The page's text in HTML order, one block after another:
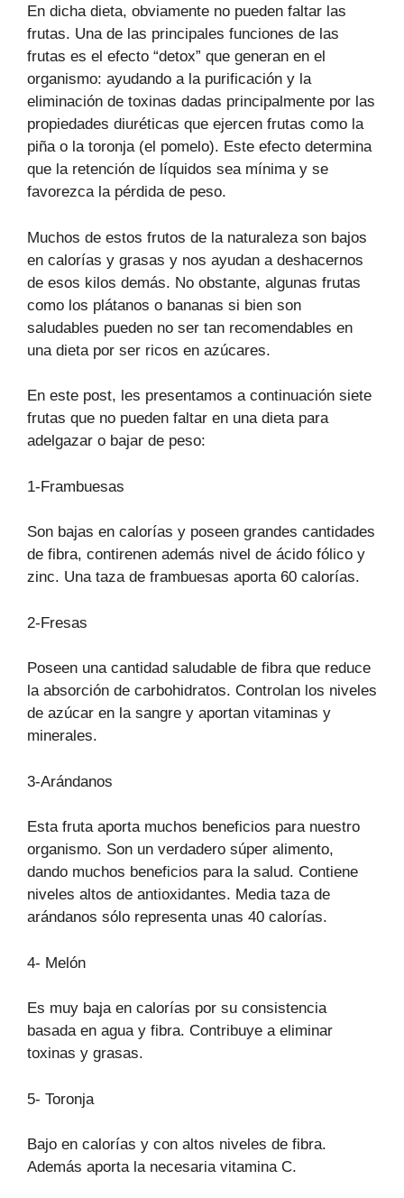
En dicha dieta, obviamente no pueden faltar las
frutas. Una de las principales funciones de las
frutas es el efecto “detox” que generan en el
organismo: ayudando a la purificación y la
eliminación de toxinas dadas principalmente por las
propiedades diuréticas que ejercen frutas como la
piña o la toronja (el pomelo). Este efecto determina
que la retención de líquidos sea mínima y se
favorezca la pérdida de peso.
Muchos de estos frutos de la naturaleza son bajos
en calorías y grasas y nos ayudan a deshacernos
de esos kilos demás. No obstante, algunas frutas
como los plátanos o bananas si bien son
saludables pueden no ser tan recomendables en
una dieta por ser ricos en azúcares.
En este post, les presentamos a continuación siete
frutas que no pueden faltar en una dieta para
adelgazar o bajar de peso:
1-Frambuesas
Son bajas en calorías y poseen grandes cantidades
de fibra, contirenen además nivel de ácido fólico y
zinc. Una taza de frambuesas aporta 60 calorías.
2-Fresas
Poseen una cantidad saludable de fibra que reduce
la absorción de carbohidratos. Controlan los niveles
de azúcar en la sangre y aportan vitaminas y
minerales.
3-Arándanos
Esta fruta aporta muchos beneficios para nuestro
organismo. Son un verdadero súper alimento,
dando muchos beneficios para la salud. Contiene
niveles altos de antioxidantes. Media taza de
arándanos sólo representa unas 40 calorías.
4- Melón
Es muy baja en calorías por su consistencia
basada en agua y fibra. Contribuye a eliminar
toxinas y grasas.
5- Toronja
Bajo en calorías y con altos niveles de fibra.
Además aporta la necesaria vitamina C.